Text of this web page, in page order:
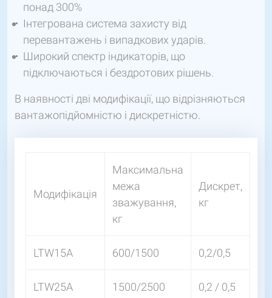
понад 300%
Інтегрована система захисту від
перевантажень і випадкових ударів.
Широкий спектр індикаторів, що
підключаються і бездротових рішень.
В наявності дві модифікації, що відрізняються
вантажопідйомністю і дискретністю.
Модифікація
Максимальна
межа
зважування,
кг
Дискрет,
кг
LTW15A 600/1500 0,2/0,5
LTW25A 1500/2500 0,2 / 0,5